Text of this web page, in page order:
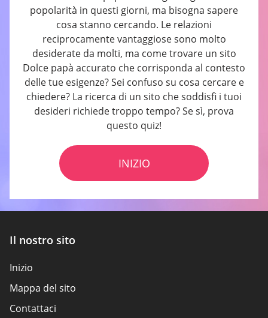
popolarità in questi giorni, ma bisogna sapere
cosa stanno cercando. Le relazioni
reciprocamente vantaggiose sono molto
desiderate da molti, ma come trovare un sito
Dolce papà accurato che corrisponda al contesto
delle tue esigenze? Sei confuso su cosa cercare e
chiedere? La ricerca di un sito che soddisfi i tuoi
desideri richiede troppo tempo? Se sì, prova
questo quiz!
INIZIO
Il nostro sito
Inizio
Mappa del sito
Contattaci